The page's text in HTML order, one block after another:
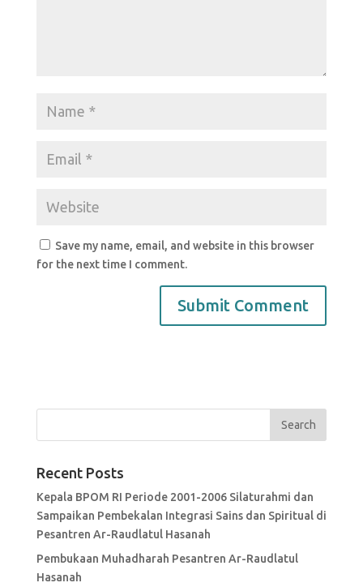
Save my name, email, and website in this browser
for the next time I comment.
Recent Posts
Kepala BPOM RI Periode 2001-2006 Silaturahmi dan
Sampaikan Pembekalan Integrasi Sains dan Spiritual di
Pesantren Ar-Raudlatul Hasanah
Pembukaan Muhadharah Pesantren Ar-Raudlatul
Hasanah